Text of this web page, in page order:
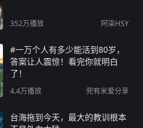
352万播放 阿柒HSY
#一万个人有多少能活到80岁，
答案让人震惊！看完你就明白
了！
4.4万播放 兜有米爱分享
台海拖到今天，最大的教训根本